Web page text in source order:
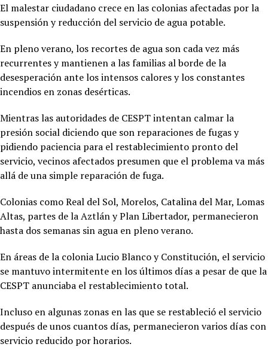
El malestar ciudadano crece en las colonias afectadas por la
suspensión y reducción del servicio de agua potable.
En pleno verano, los recortes de agua son cada vez más
recurrentes y mantienen a las familias al borde de la
desesperación ante los intensos calores y los constantes
incendios en zonas desérticas.
Mientras las autoridades de CESPT intentan calmar la
presión social diciendo que son reparaciones de fugas y
pidiendo paciencia para el restablecimiento pronto del
servicio, vecinos afectados presumen que el problema va más
allá de una simple reparación de fuga.
Colonias como Real del Sol, Morelos, Catalina del Mar, Lomas
Altas, partes de la Aztlán y Plan Libertador, permanecieron
hasta dos semanas sin agua en pleno verano.
En áreas de la colonia Lucio Blanco y Constitución, el servicio
se mantuvo intermitente en los últimos días a pesar de que la
CESPT anunciaba el restablecimiento total.
Incluso en algunas zonas en las que se restableció el servicio
después de unos cuantos días, permanecieron varios días con
servicio reducido por horarios.